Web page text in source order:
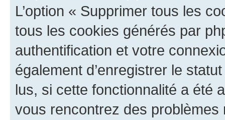
L’option « Supprimer tous les
tous les cookies générés par
authentification et votre
également d’enregistrer le
lus, si cette fonctionnalité a été
vous rencontrez des